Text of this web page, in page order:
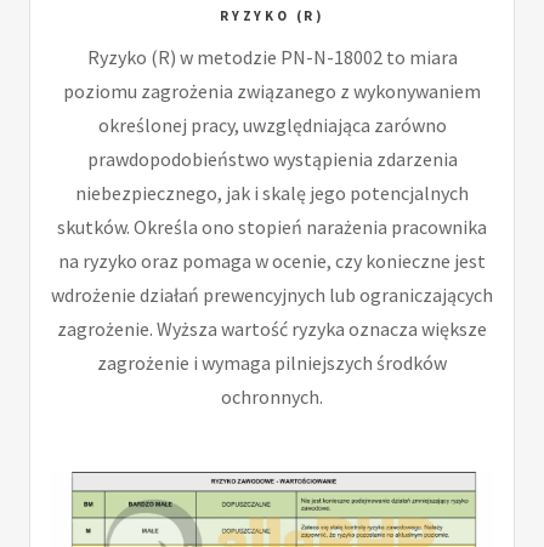
RYZYKO (R)
Ryzyko (R) w metodzie PN-N-18002 to miara
poziomu zagrożenia związanego z wykonywaniem
określonej pracy, uwzględniająca zarówno
prawdopodobieństwo wystąpienia zdarzenia
niebezpiecznego, jak i skalę jego potencjalnych
skutków. Określa ono stopień narażenia pracownika
na ryzyko oraz pomaga w ocenie, czy konieczne jest
wdrożenie działań prewencyjnych lub ograniczających
zagrożenie. Wyższa wartość ryzyka oznacza większe
zagrożenie i wymaga pilniejszych środków
ochronnych.